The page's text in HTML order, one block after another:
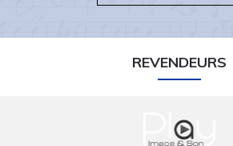
REVENDEURS